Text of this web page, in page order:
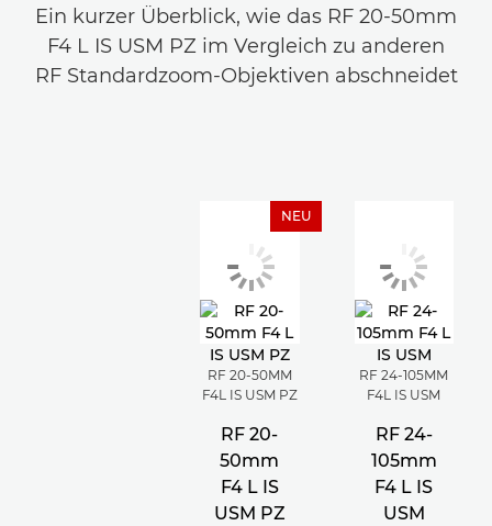
Ein kurzer Überblick, wie das RF 20-50mm
F4 L IS USM PZ im Vergleich zu anderen
RF Standardzoom-Objektiven abschneidet
NEU
RF 20-50MM
F4L IS USM PZ
RF 20-
50mm
F4 L IS
USM PZ
RF 24-105MM
F4L IS USM
RF 24-
105mm
F4 L IS
USM